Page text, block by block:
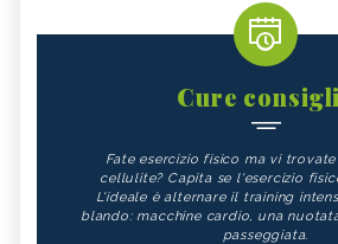
Cure
Fate esercizio fisico ma vi
cellulite? Capita se l'esercizio
L'ideale è alternare il training
blando: macchine cardio, una
passeggiata.